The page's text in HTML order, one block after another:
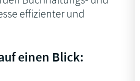
effizienter und
einen Blick: